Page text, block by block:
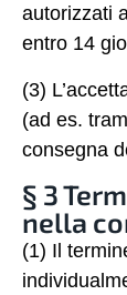
autorizzati
entro 14
(3)
(ad es.
consegna
§ 3
nella
(1) Il